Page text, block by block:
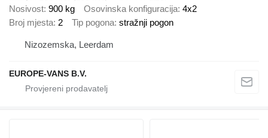
Nosivost 900 kg Osovinska konfiguracija 4x2
Broj mjesta 2 Tip pogona stražnji pogon
Nizozemska, Leerdam
EUROPE-VANS B.V.